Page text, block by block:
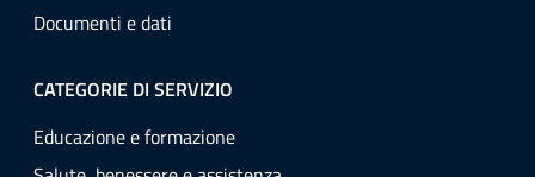
Documenti e dati
CATEGORIE DI SERVIZIO
Educazione e formazione